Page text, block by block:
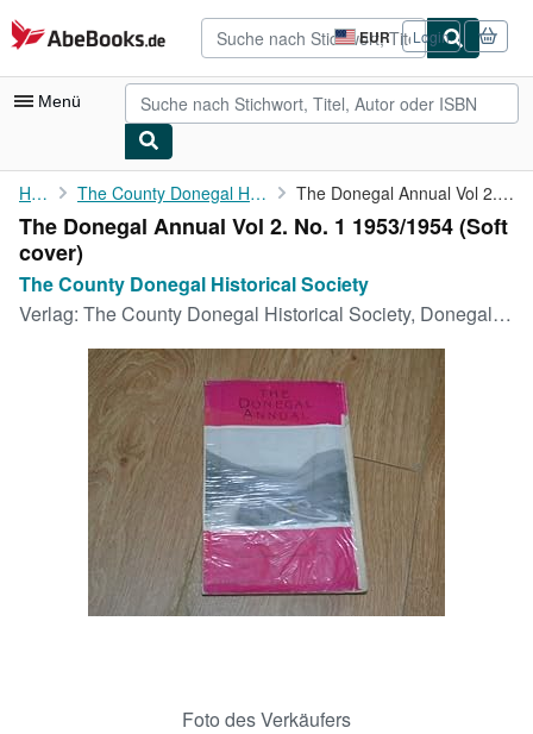
Zum Hauptinhalt
AbeBooks.de EUR
Seite
der
Einkaufseinstellungen.
Login
Menü
Nutzerkonto
Meine Bestellungen
Detailsuche
Sammlungen
Antiquarische Bücher
Kunst & Sammlerstücke
Verkäufer
Verkäufer werden
SCHLIESSEN
Home The County Donegal Historical Society The Donegal Annual Vol 2. No. 1 1953/1954
The Donegal Annual Vol 2. No. 1 1953/1954 (Soft
cover)
The County Donegal Historical Society
Verlag: The County Donegal Historical Society, Donegal, 1953
Foto des Verkäufers